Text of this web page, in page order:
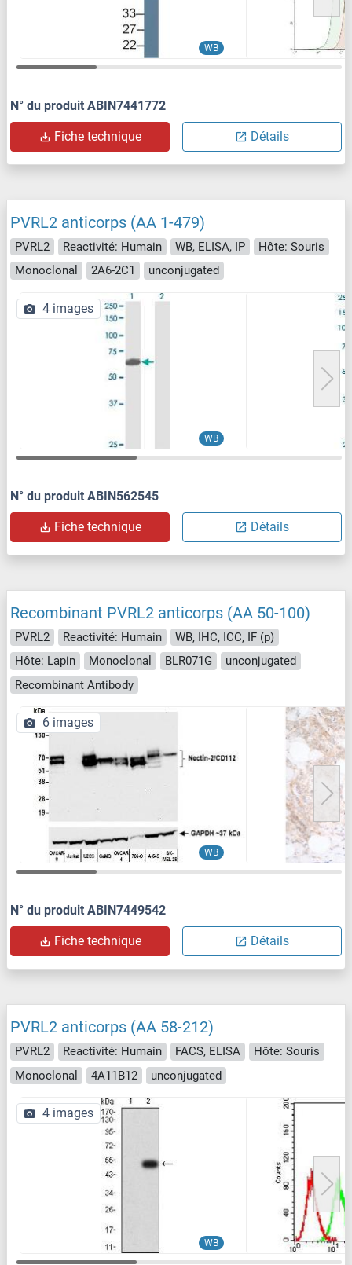
WB
N° du produit ABIN7441772
Fiche technique Détails
PVRL2 anticorps (AA 1-479)
PVRL2 Reactivité: Humain WB, ELISA, IP
Hôte: Souris
Monoclonal
2A6-2C1 unconjugated
WB
4 images
N° du produit ABIN562545
Fiche technique Détails
Recombinant PVRL2 anticorps (AA 50-100)
PVRL2 Reactivité: Humain
WB, IHC, ICC, IF (p)
Hôte: Lapin
Monoclonal BLR071G
unconjugated
Recombinant Antibody
WB
6 images
N° du produit ABIN7449542
Fiche technique Détails
PVRL2 anticorps (AA 58-212)
PVRL2 Reactivité: Humain FACS, ELISA
Hôte: Souris
Monoclonal
4A11B12 unconjugated
WB
4 images